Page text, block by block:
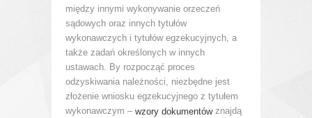
między innymi wykonywanie orzeczeń
sądowych oraz innych tytułów
wykonawczych i tytułów egzekucyjnych, a
także zadań określonych w innych
ustawach. By rozpocząć proces
odzyskiwania należności, niezbędne jest
złożenie wniosku egzekucyjnego z tytułem
wykonawczym – wzory dokumentówznajdą